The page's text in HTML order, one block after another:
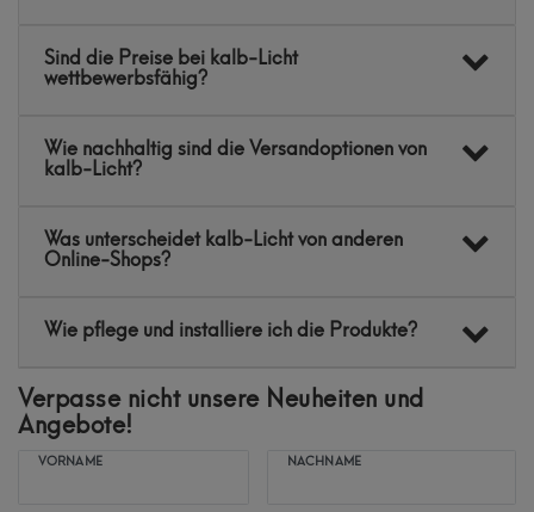
Sind die Preise bei kalb-Licht
wettbewerbsfähig?
Wie nachhaltig sind die Versandoptionen von
kalb-Licht?
Was unterscheidet kalb-Licht von anderen
Online-Shops?
Wie pflege und installiere ich die Produkte?
Verpasse nicht unsere Neuheiten und
Angebote!
VORNAME NACHNAME